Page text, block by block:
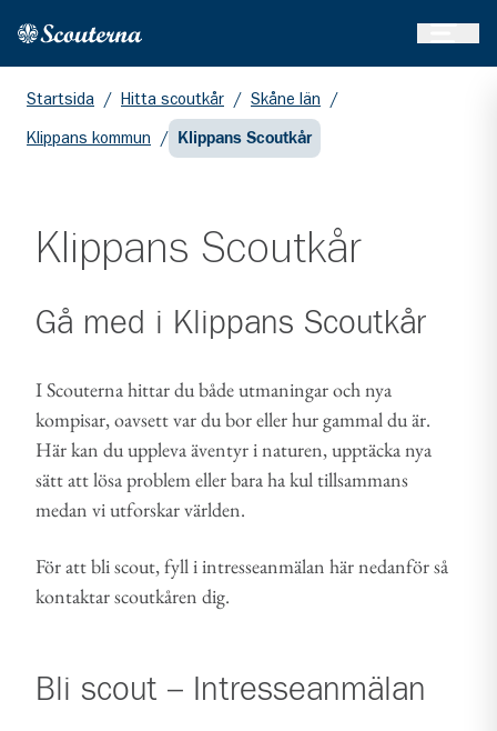
Hem
Startsida / Hitta scoutkår / Skåne län /
Klippans kommun / Klippans Scoutkår
Klippans Scoutkår
Gå med i Klippans Scoutkår
I Scouterna hittar du både utmaningar och nya
kompisar, oavsett var du bor eller hur gammal du är.
Här kan du uppleva äventyr i naturen, upptäcka nya
sätt att lösa problem eller bara ha kul tillsammans
medan vi utforskar världen.
För att bli scout, fyll i intresseanmälan här nedanför så
kontaktar scoutkåren dig.
Bli scout – Intresseanmälan